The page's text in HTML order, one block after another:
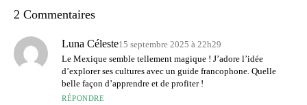
2 Commentaires
Luna Céleste15 septembre 2025 à 22h29
Le Mexique semble tellement magique ! J’adore l’idée
d’explorer ses cultures avec un guide francophone. Quelle
belle façon d’apprendre et de profiter !
RÉPONDRE